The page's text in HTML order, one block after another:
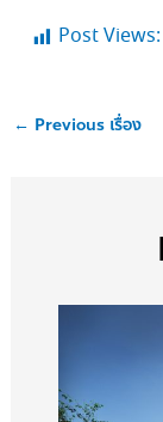
Post Views:
← Previous เรื่อง